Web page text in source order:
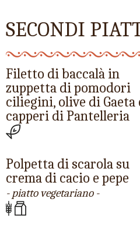
SECONDI
Filetto di baccalà in
zuppetta di pomodori
ciliegini, olive di Gaeta
capperi di Pantelleria
Polpetta di scarola su
crema di cacio e pepe
- piatto vegetariano -